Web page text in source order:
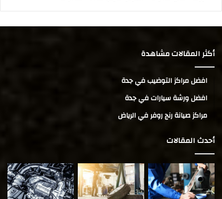
أكثر المقالات مشاهدة
افضل مراكز التوضيب في جدة
افضل ورشة سيارات في جدة
مراكز صيانة رنج روفر في الرياض
أحدث المقالات